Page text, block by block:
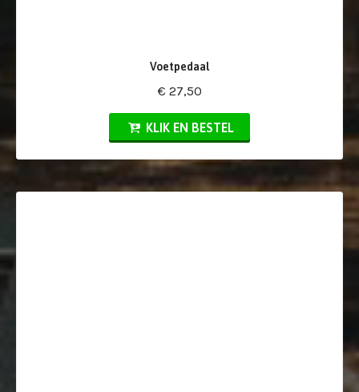
Voetpedaal
€ 27,50
KLIK EN BESTEL